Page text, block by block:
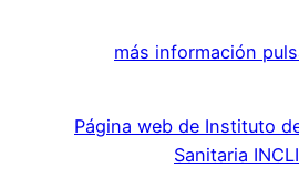
más información
Página web de Instituto
Sanitaria